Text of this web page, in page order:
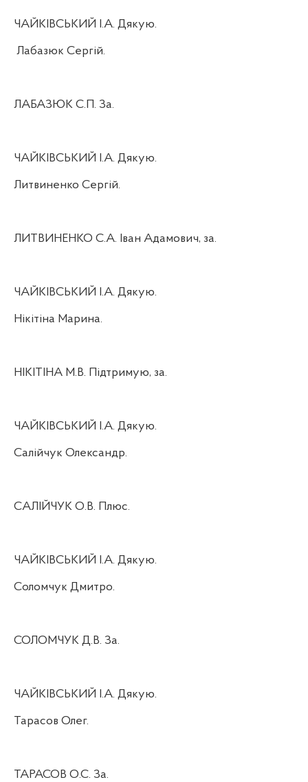
ЧАЙКІВСЬКИЙ І.А. Дякую.
Лабазюк Сергій.
ЛАБАЗЮК С.П. За.
ЧАЙКІВСЬКИЙ І.А. Дякую.
Литвиненко Сергій.
ЛИТВИНЕНКО С.А. Іван Адамович, за.
ЧАЙКІВСЬКИЙ І.А. Дякую.
Нікітіна Марина.
НІКІТІНА М.В. Підтримую, за.
ЧАЙКІВСЬКИЙ І.А. Дякую.
Салійчук Олександр.
САЛІЙЧУК О.В. Плюс.
ЧАЙКІВСЬКИЙ І.А. Дякую.
Соломчук Дмитро.
СОЛОМЧУК Д.В. За.
ЧАЙКІВСЬКИЙ І.А. Дякую.
Тарасов Олег.
ТАРАСОВ О.С. За.